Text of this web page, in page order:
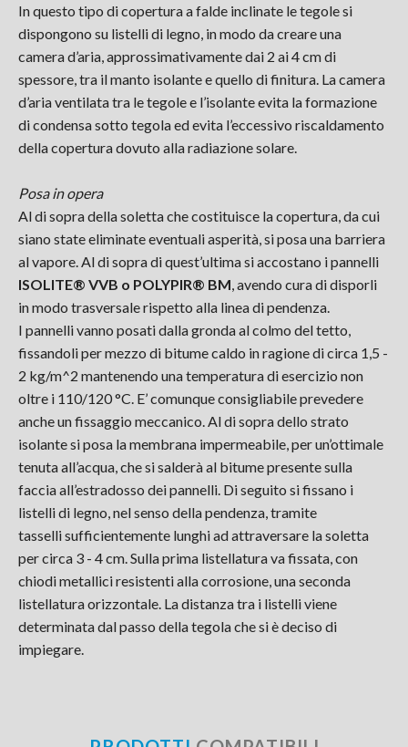
In questo tipo di copertura a falde inclinate le tegole si
dispongono su listelli di legno, in modo da creare una
camera d’aria, approssimativamente dai 2 ai 4 cm di
spessore, tra il manto isolante e quello di finitura. La camera
d’aria ventilata tra le tegole e l’isolante evita la formazione
di condensa sotto tegola ed evita l’eccessivo riscaldamento
della copertura dovuto alla radiazione solare.
Posa in opera
Al di sopra della soletta che costituisce la copertura, da cui
siano state eliminate eventuali asperità, si posa una barriera
al vapore. Al di sopra di quest’ultima si accostano i pannelli
ISOLITE® VVB o POLYPIR® BM , avendo cura di disporli
in modo trasversale rispetto alla linea di pendenza.
I pannelli vanno posati dalla gronda al colmo del tetto,
fissandoli per mezzo di bitume caldo in ragione di circa 1,5 -
2 kg/m^2 mantenendo una temperatura di esercizio non
oltre i 110/120 °C. E’ comunque consigliabile prevedere
anche un fissaggio meccanico. Al di sopra dello strato
isolante si posa la membrana impermeabile, per un’ottimale
tenuta all’acqua, che si salderà al bitume presente sulla
faccia all’estradosso dei pannelli. Di seguito si fissano i
listelli di legno, nel senso della pendenza, tramite
tasselli sufficientemente lunghi ad attraversare la soletta
per circa 3 - 4 cm. Sulla prima listellatura va fissata, con
chiodi metallici resistenti alla corrosione, una seconda
listellatura orizzontale. La distanza tra i listelli viene
determinata dal passo della tegola che si è deciso di
impiegare.